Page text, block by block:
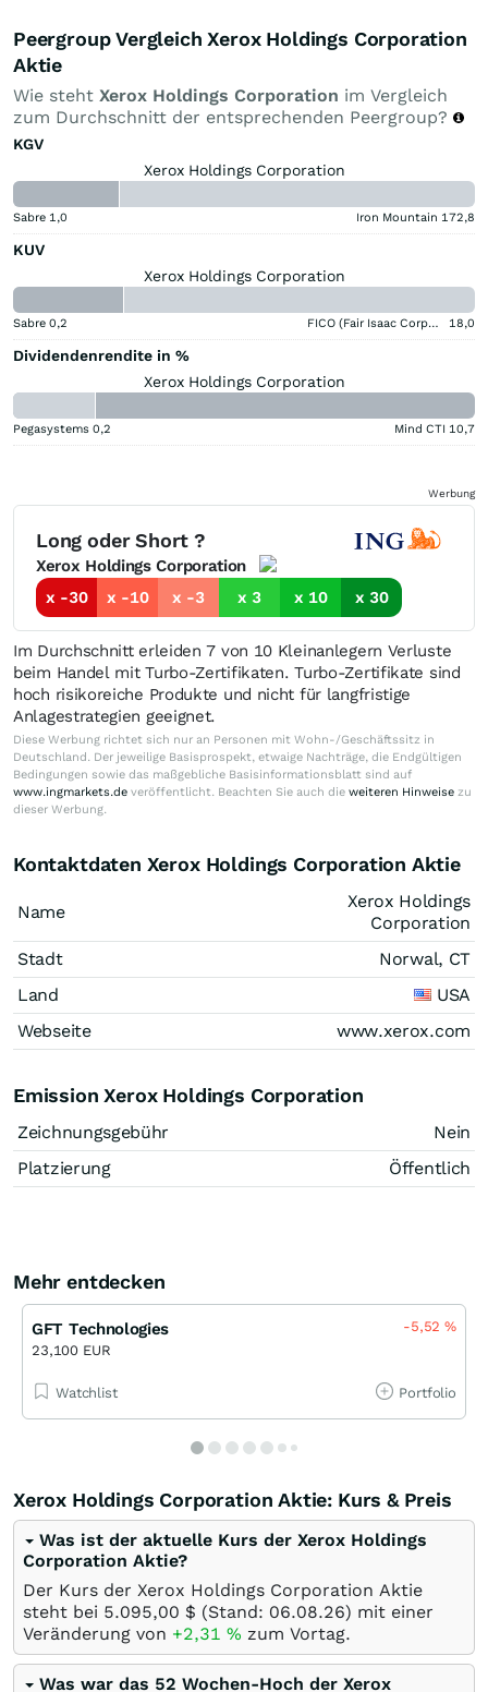
Peergroup Vergleich Xerox Holdings Corporation
Aktie
Wie steht Xerox Holdings Corporation im Vergleich
zum Durchschnitt der entsprechenden Peergroup?
KGV
Xerox Holdings Corporation
Sabre 1,0 Iron Mountain 172,8
KUV
Xerox Holdings Corporation
Sabre 0,2 FICO (Fair Isaac Corporation) 18,0
Dividendenrendite in %
Xerox Holdings Corporation
Pegasystems 0,2 Mind CTI 10,7
Werbung
Long oder Short ?
Xerox Holdings Corporation
x -30
x -10 x -3 x 3 x 10 x 30
Im Durchschnitt erleiden 7 von 10 Kleinanlegern Verluste
beim Handel mit Turbo-Zertifikaten. Turbo-Zertifikate sind
hoch risikoreiche Produkte und nicht für langfristige
Anlagestrategien geeignet.
Diese Werbung richtet sich nur an Personen mit Wohn-/Geschäftssitz in
Deutschland. Der jeweilige Basisprospekt, etwaige Nachträge, die Endgültigen
Bedingungen sowie das maßgebliche Basisinformationsblatt sind auf
www.ingmarkets.de veröffentlicht. Beachten Sie auch die weiteren Hinweise zu
dieser Werbung.
Kontaktdaten Xerox Holdings Corporation Aktie
Name
Xerox Holdings
Corporation
Stadt
Norwal, CT
Land
USA
Webseite
www.xerox.com
Emission Xerox Holdings Corporation
Zeichnungsgebühr
Nein
Platzierung
Öffentlich
Mehr entdecken
GFT Technologies
23,100 EUR
-5,52%
Watchlist Portfolio
Xerox Holdings Corporation Aktie: Kurs & Preis
Was ist der aktuelle Kurs der Xerox Holdings
Corporation Aktie?
Der Kurs der Xerox Holdings Corporation Aktie
steht bei 5.095,00 $ (Stand: 06.08.26) mit einer
Veränderung von +2,31 % zum Vortag.
Was war das 52 Wochen-Hoch der Xerox